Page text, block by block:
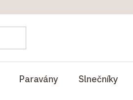
Paravány Slnečníky